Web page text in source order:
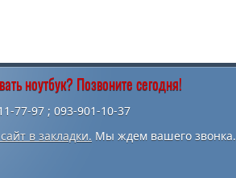
ноутбук? Позвоните сегодня!
77-97 ; 093-901-10-37
в закладки. Мы ждем вашего звонка.